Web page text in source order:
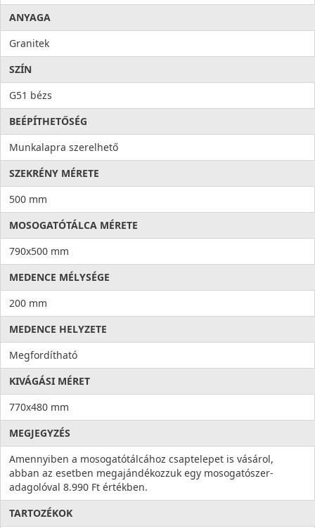
ANYAGA
Granitek
SZÍN
G51 bézs
BEÉPÍTHETŐSÉG
Munkalapra szerelhető
SZEKRÉNY MÉRETE
500 mm
MOSOGATÓTÁLCA MÉRETE
790x500 mm
MEDENCE MÉLYSÉGE
200 mm
MEDENCE HELYZETE
Megfordítható
KIVÁGÁSI MÉRET
770x480 mm
MEGJEGYZÉS
Amennyiben a mosogatótálcához csaptelepet is vásárol,
abban az esetben megajándékozzuk egy mosogatószer-
adagolóval 8.990 Ft értékben.
TARTOZÉKOK